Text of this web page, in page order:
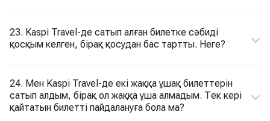
23. Kaspi Travel-де сатып алған билетке сәбиді
қосқым келген, бірақ қосудан бас тартты. Неге?
24. Мен Kaspi Travel-де екі жаққа ұшақ билеттерін
сатып алдым, бірақ ол жаққа ұша алмадым. Тек кері
қайтатын билетті пайдалануға бола ма?